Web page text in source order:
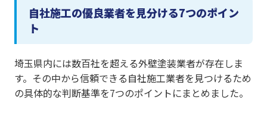
自社施工の優良業者を見分ける7つのポイン
ト
埼玉県内には数百社を超える外壁塗装業者が存在しま
す。その中から信頼できる自社施工業者を見つけるため
の具体的な判断基準を7つのポイントにまとめました。